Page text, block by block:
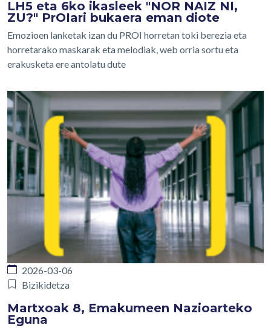
LH5 eta 6ko ikasleek "NOR NAIZ NI,
ZU?" PrOIari bukaera eman diote
Emozioen lanketak izan du PROI horretan toki berezia eta
horretarako maskarak eta melodiak, web orria sortu eta
erakusketa ere antolatu dute
2026-03-06
Bizikidetza
Martxoak 8, Emakumeen Nazioarteko
Eguna